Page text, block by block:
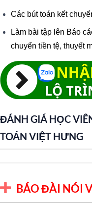
Các bút toán kết
Làm bài tập lên Báo
chuyển tiền tệ, thuyết
ĐÁNH GIÁ HỌC
TOÁN VIỆT HƯNG
BÁO ĐÀI NÓI